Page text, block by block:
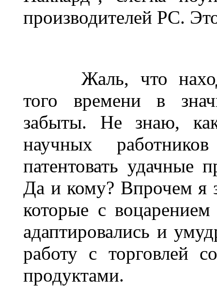
производителей РС.
Жаль, что
того времени в
забыты. Не знаю,
научных
патентовать удачные
Да и кому? Впрочем я
которые с
адаптировались и
работу с торговлей
продуктами.